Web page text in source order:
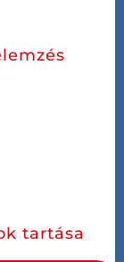
tartása